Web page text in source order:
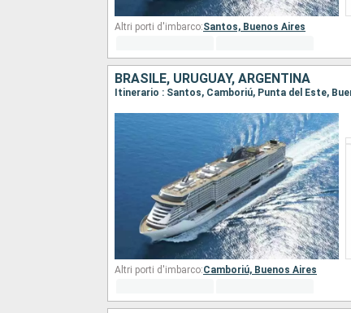
Altri porti d'imbarco:Santos, Buenos Aires
BRASILE, URUGUAY, ARGENTINA
Itinerario : Santos, Camboriú, Punta del Este,
Altri porti d'imbarco:Camboriú, Buenos Aires